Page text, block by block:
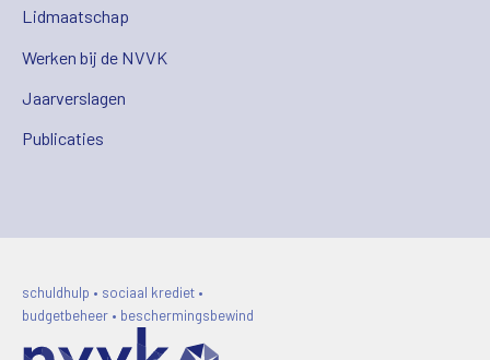
Lidmaatschap
Werken bij de NVVK
Jaarverslagen
Publicaties
schuldhulp • sociaal krediet •
budgetbeheer • beschermingsbewind